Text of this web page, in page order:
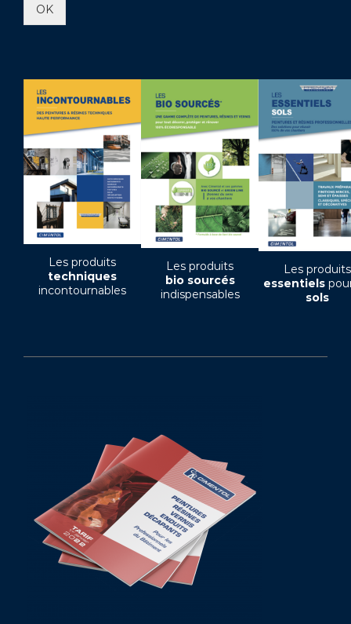
OK
Les produits
techniques
incontournables
Les produits
bio sourcés
indispensables
Les produits
essentiels
sols